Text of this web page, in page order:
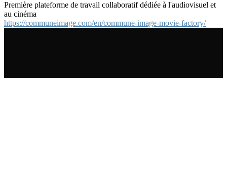
Première plateforme de travail collaboratif dédiée à l'audiovisuel et
au cinéma
https://communeimage.com/en/commune-image-movie-factory/